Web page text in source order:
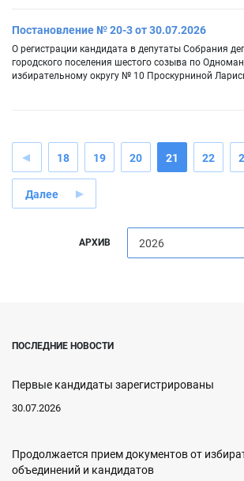
Постановление № 20-3 от 30.07.2026
О регистрации кандидата в депутаты Собрания
городского поселения шестого созыва по
избирательному округу № 10 Проскурниной
18 19 20 21 22
Далее
АРХИВ 2026
ПОСЛЕДНИЕ НОВОСТИ
Первые кандидаты зарегистрированы
30.07.2026
Продолжается прием документов от
объединений и кандидатов